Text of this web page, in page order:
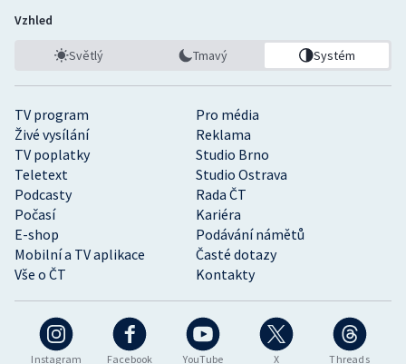
Instagram Facebook YouTube X Threads
TV program
Pro média
Živé vysílání
Reklama
TV poplatky
Studio Brno
Teletext
Studio Ostrava
Podcasty
Rada ČT
Počasí
Kariéra
E-shop
Podávání námětů
Mobilní a TV aplikace
Časté dotazy
Vše o ČT
Kontakty
Vzhled
Světlý Tmavý Systém